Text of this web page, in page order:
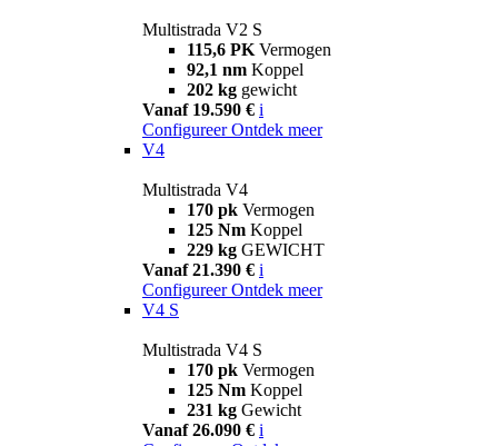
Multistrada V2 S
115,6 PK Vermogen
92,1 nm Koppel
202 kg gewicht
Vanaf 19.590 € i
Configureer Ontdek meer
V4
Multistrada V4
170 pk Vermogen
125 Nm Koppel
229 kg GEWICHT
Vanaf 21.390 € i
Configureer Ontdek meer
V4 S
Multistrada V4 S
170 pk Vermogen
125 Nm Koppel
231 kg Gewicht
Vanaf 26.090 € i